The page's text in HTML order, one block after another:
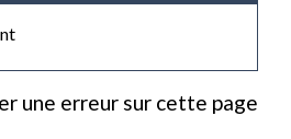
une erreur sur cette page